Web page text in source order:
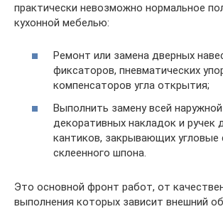
практически невозможно нормальное
кухонной мебелью:
Ремонт или замена дверных
фиксаторов, пневматических
компенсаторов угла открытия;
Выполнить замену всей
декоративных накладок и ручек
кантиков, закрывающих угловые
склеенного шпона.
Это основной фронт работ, от
выполнения которых зависит внешний